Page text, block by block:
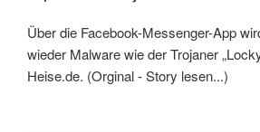
Über die Facebook-Messenger-App
wieder Malware wie der Trojaner
Heise.de. (Orginal - Story lesen...)